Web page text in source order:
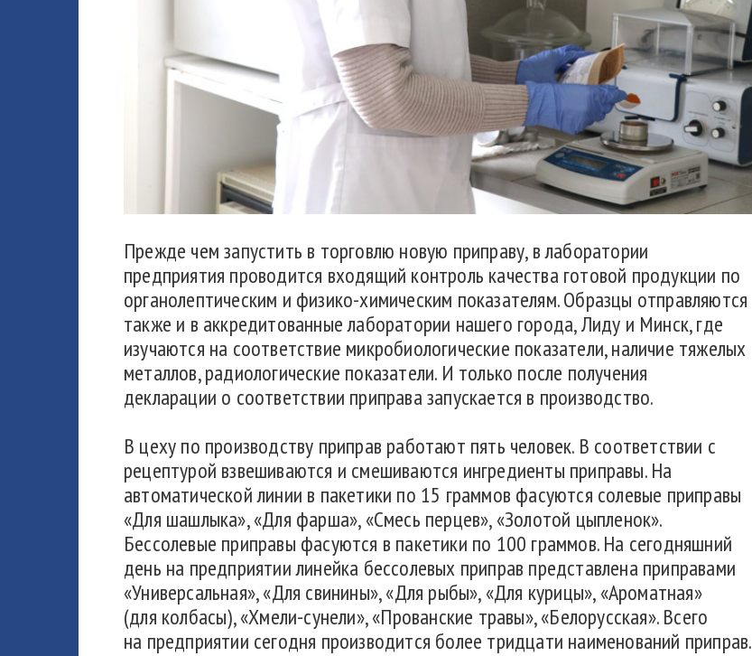
Прежде чем запустить в торговлю новую приправу, в лаборатории
предприятия проводится входящий контроль качества готовой продукции по
органолептическим и физико-химическим показателям. Образцы отправляются
также и в аккредитованные лаборатории нашего города, Лиду и Минск, где
изучаются на соответствие микробиологические показатели, наличие тяжелых
металлов, радиологические показатели. И только после получения
декларации о соответствии приправа запускается в производство.
В цеху по производству приправ работают пять человек. В соответствии с
рецептурой взвешиваются и смешиваются ингредиенты приправы. На
автоматической линии в пакетики по 15 граммов фасуются солевые приправы
«Для шашлыка», «Для фарша», «Смесь перцев», «Золотой цыпленок».
Бессолевые приправы фасуются в пакетики по 100 граммов. На сегодняшний
день на предприятии линейка бессолевых приправ представлена приправами
«Универсальная», «Для свинины», «Для рыбы», «Для курицы», «Ароматная»
(для колбасы), «Хмели-сунели», «Прованские травы», «Белорусская». Всего
на предприятии сегодня производится более тридцати наименований приправ.